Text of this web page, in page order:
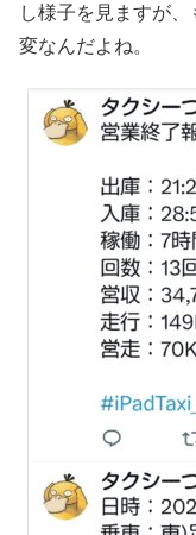
し様子を見ますが
変なんだよね。